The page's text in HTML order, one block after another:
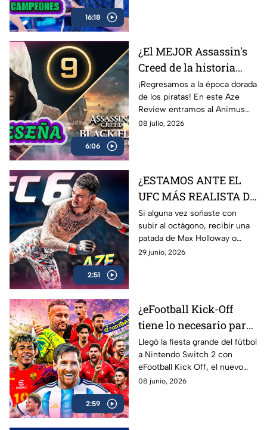
16:18
Latinoamérica.
6:06
¿El MEJOR Assassin's
Creed de la historia
regresó? 🏴‍☠️ | Reseña
Black Flag Resynced |
AZE Review
¡Regresamos a la época dorada
de los piratas! En este Aze
Review entramos al Animus
para analizar a fondo
08 julio, 2026
2:51
¿ESTAMOS ANTE EL
UFC MÁS REALISTA DE
LA HISTORIA? EA
Sports UFC 6 | AZE
Review
Si alguna vez soñaste con
subir al octágono, recibir una
patada de Max Holloway o
Islam Makhachev y sobrevivir
29 junio, 2026
2:59
¿eFootball Kick-Off
tiene lo necesario para
marcar el gol de la
temporada? | AZE
Review
Llegó la fiesta grande del fútbol
a Nintendo Switch 2 con
eFootball Kick Off, el nuevo
juego de Konami que busca
08 junio, 2026